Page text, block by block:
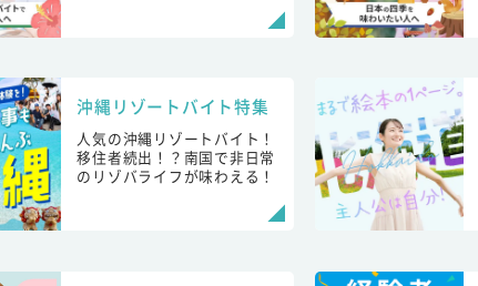
沖縄リゾートバイト特集
人気の沖縄リゾートバイト！
移住者続出！？南国で非日常
のリゾバライフが味わえる！